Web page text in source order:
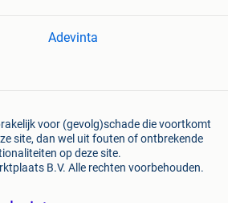
Adevinta
voor (gevolg)schade die voortkomt
site, dan wel uit fouten of ontbrekende
op deze site.
B.V. Alle rechten voorbehouden.